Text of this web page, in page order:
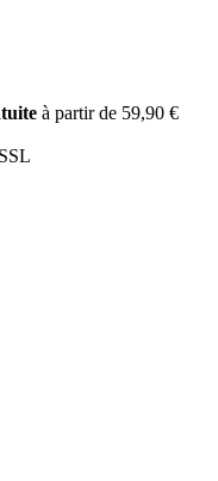
à partir de 59,90 €